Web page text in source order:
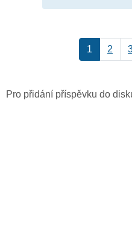
1 2
Pro přidání příspěvku do